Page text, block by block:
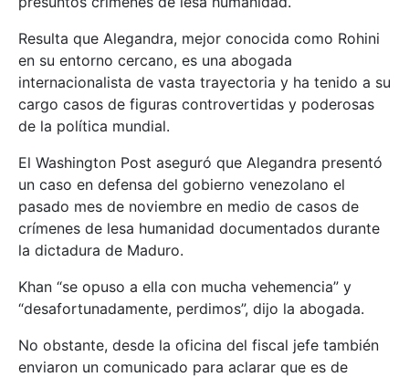
Resulta que Alegandra, mejor conocida como Rohini
en su entorno cercano, es una abogada
internacionalista de vasta trayectoria y ha tenido a su
cargo casos de figuras controvertidas y poderosas
de la política mundial.
El Washington Post aseguró que Alegandra presentó
un caso en defensa del gobierno venezolano el
pasado mes de noviembre en medio de casos de
crímenes de lesa humanidad documentados durante
la dictadura de Maduro.
Khan “se opuso a ella con mucha vehemencia” y
“desafortunadamente, perdimos”, dijo la abogada.
No obstante, desde la oficina del fiscal jefe también
enviaron un comunicado para aclarar que es de